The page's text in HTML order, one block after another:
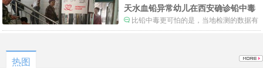
天水血铅异常幼儿在西安确诊铅中毒
比铅中毒更可怕的是，当地检测的数据有
可能被造假。
热图